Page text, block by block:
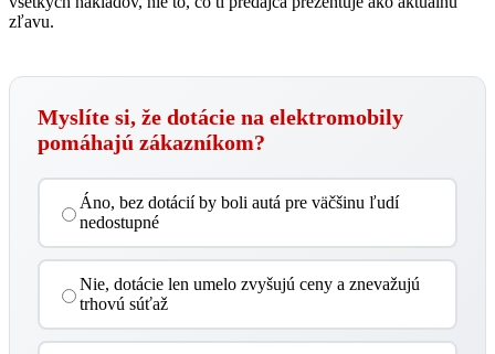
zľavu.
Myslíte si, že dotácie na elektromobily
pomáhajú zákazníkom?
Áno, bez dotácií by boli autá pre väčšinu ľudí
nedostupné
Nie, dotácie len umelo zvyšujú ceny a znevažujú
trhovú súťaž